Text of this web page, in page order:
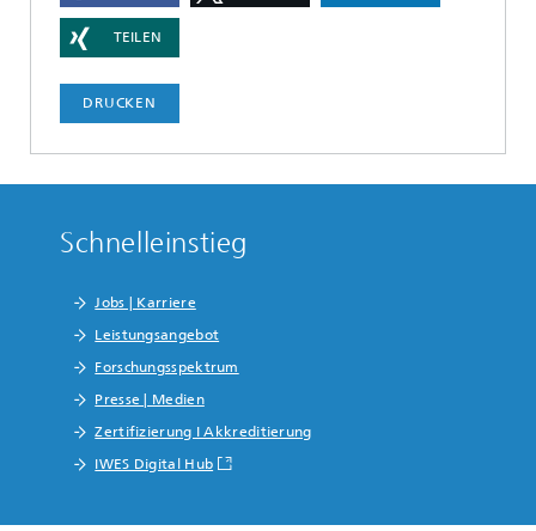
TEILEN
DRUCKEN
Schnelleinstieg
Jobs | Karriere
Leistungsangebot
Forschungsspektrum
Presse | Medien
Zertifizierung I Akkreditierung
IWES Digital Hub